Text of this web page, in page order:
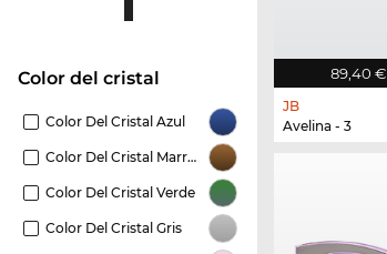
Color del cristal
Color Del Cristal Azul
Color Del Cristal Marrón
Color Del Cristal Verde
Color Del Cristal Gris
89,40 €
JB
Avelina - 3